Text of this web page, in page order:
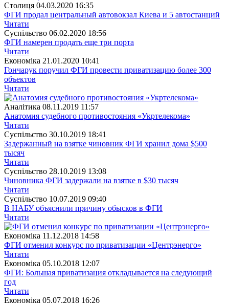
Столиця 04.03.2020 16:35
ФГИ продал центральный автовокзал Киева и 5 автостанций
Читати
Суспiльство 06.02.2020 18:56
ФГИ намерен продать еще три порта
Читати
Економіка 21.01.2020 10:41
Гончарук поручил ФГИ провести приватизацию более 300
объектов
Читати
Аналітика 08.11.2019 11:57
Анатомия судебного противостояния «Укртелекома»
Читати
Суспiльство 30.10.2019 18:41
Задержанный на взятке чиновник ФГИ хранил дома $500
тысяч
Читати
Суспiльство 28.10.2019 13:08
Чиновника ФГИ задержали на взятке в $30 тысяч
Читати
Суспiльство 10.07.2019 09:40
В НАБУ объяснили причину обысков в ФГИ
Читати
Економіка 11.12.2018 14:58
ФГИ отменил конкурс по приватизации «Центрэнерго»
Читати
Економіка 05.10.2018 12:07
ФГИ: Большая приватизация откладывается на следующий
год
Читати
Економіка 05.07.2018 16:26